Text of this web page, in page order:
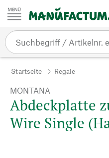
Zum Inhalt springen
Startseite Regale
MONTANA
Abdeckplatte
Wire Single